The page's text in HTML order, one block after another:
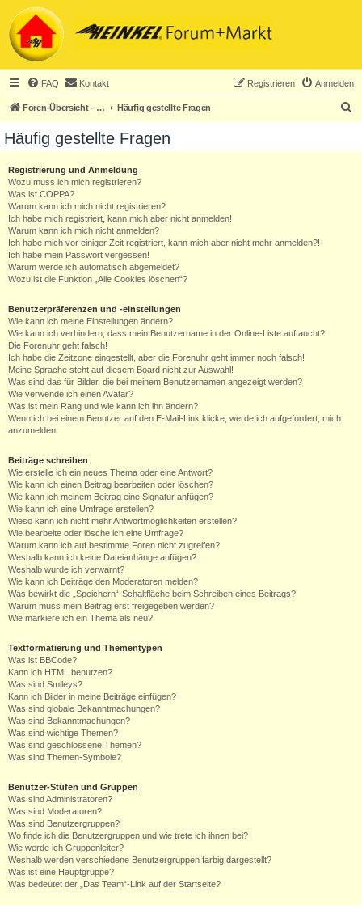
FAQ Kontakt Anmelden
Registrieren
Foren-Übersicht - ACHTUNG! Neuregistrierung nur noch für Heinkel-Club-Mitglieder! Häufig gestellte Fragen
Häufig gestellte Fragen
Registrierung und Anmeldung
Wozu muss ich mich registrieren?
Was ist COPPA?
Warum kann ich mich nicht registrieren?
Ich habe mich registriert, kann mich aber nicht anmelden!
Warum kann ich mich nicht anmelden?
Ich habe mich vor einiger Zeit registriert, kann mich aber nicht mehr anmelden?!
Ich habe mein Passwort vergessen!
Warum werde ich automatisch abgemeldet?
Wozu ist die Funktion „Alle Cookies löschen“?
Benutzerpräferenzen und -einstellungen
Wie kann ich meine Einstellungen ändern?
Wie kann ich verhindern, dass mein Benutzername in der Online-Liste auftaucht?
Die Forenuhr geht falsch!
Ich habe die Zeitzone eingestellt, aber die Forenuhr geht immer noch falsch!
Meine Sprache steht auf diesem Board nicht zur Auswahl!
Was sind das für Bilder, die bei meinem Benutzernamen angezeigt werden?
Wie verwende ich einen Avatar?
Was ist mein Rang und wie kann ich ihn ändern?
Wenn ich bei einem Benutzer auf den E-Mail-Link klicke, werde ich aufgefordert, mich
anzumelden.
Beiträge schreiben
Wie erstelle ich ein neues Thema oder eine Antwort?
Wie kann ich einen Beitrag bearbeiten oder löschen?
Wie kann ich meinem Beitrag eine Signatur anfügen?
Wie kann ich eine Umfrage erstellen?
Wieso kann ich nicht mehr Antwortmöglichkeiten erstellen?
Wie bearbeite oder lösche ich eine Umfrage?
Warum kann ich auf bestimmte Foren nicht zugreifen?
Weshalb kann ich keine Dateianhänge anfügen?
Weshalb wurde ich verwarnt?
Wie kann ich Beiträge den Moderatoren melden?
Was bewirkt die „Speichern“-Schaltfläche beim Schreiben eines Beitrags?
Warum muss mein Beitrag erst freigegeben werden?
Wie markiere ich ein Thema als neu?
Textformatierung und Thementypen
Was ist BBCode?
Kann ich HTML benutzen?
Was sind Smileys?
Kann ich Bilder in meine Beiträge einfügen?
Was sind globale Bekanntmachungen?
Was sind Bekanntmachungen?
Was sind wichtige Themen?
Was sind geschlossene Themen?
Was sind Themen-Symbole?
Benutzer-Stufen und Gruppen
Was sind Administratoren?
Was sind Moderatoren?
Was sind Benutzergruppen?
Wo finde ich die Benutzergruppen und wie trete ich ihnen bei?
Wie werde ich Gruppenleiter?
Weshalb werden verschiedene Benutzergruppen farbig dargestellt?
Was ist eine Hauptgruppe?
Was bedeutet der „Das Team“-Link auf der Startseite?